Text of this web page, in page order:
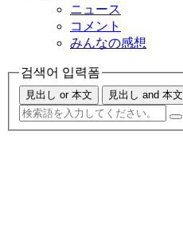
ニュース
コメント
みんなの感想
검색어 입력폼
見出し or 本文 見出し and 本文